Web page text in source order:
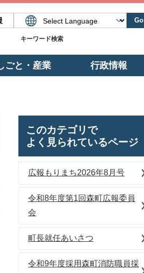
Go
キーワード検索
ごと・産業 行政情報
このカテゴリで
よく見られているページ
広報もりまち2026年8月号
令和8年度第1回森町広報委員
会
町長就任あいさつ
令和9年度採用森町消防職員採